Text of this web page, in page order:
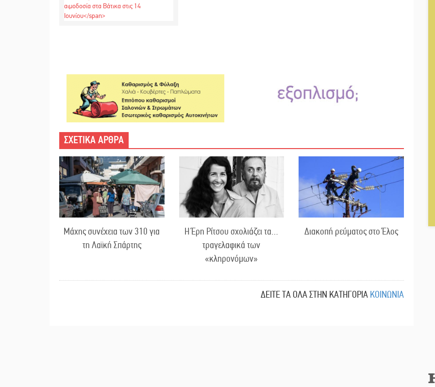
ΣΧΕΤΙΚΑ ΑΡΘΡΑ
Μάχης συνέχεια των 310 για
τη Λαϊκή Σπάρτης
Η Έρη Ρίτσου σχολιάζει τα…
τραγελαφικά των
«κληρονόμων»
Διακοπή ρεύματος στο Έλος
ΔΕΙΤΕ ΤΑ ΟΛΑ ΣΤΗΝ ΚΑΤΗΓΟΡΙΑ ΚΟΙΝΩΝΙΑ